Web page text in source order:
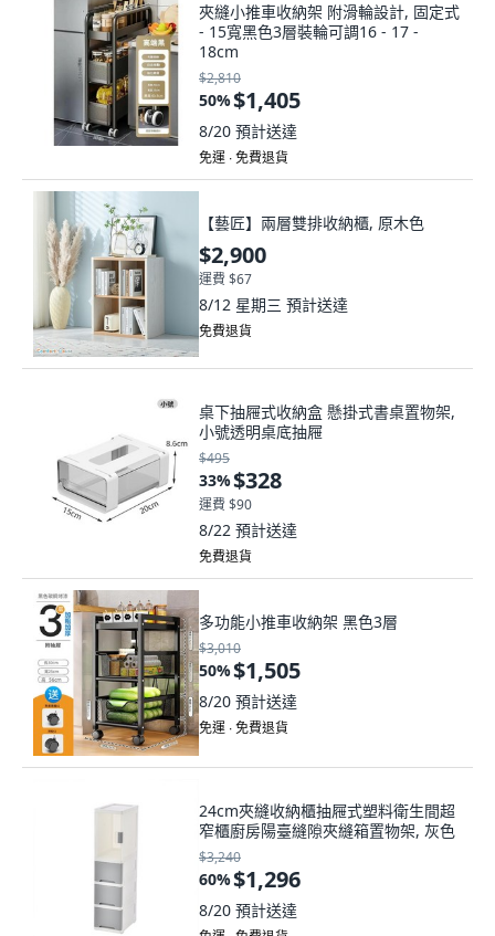
夾縫小推車收納架 附滑輪設計, 固定式
- 15寬黑色3層裝輪可調16 - 17 -
18cm
$2,810
50%$1,405
8/20 預計送達
免運 ∙ 免費退貨
【藝匠】兩層雙排收納櫃, 原木色
$2,900
運費 $67
8/12 星期三 預計送達
免費退貨
桌下抽屜式收納盒 懸掛式書桌置物架,
小號透明桌底抽屜
$495
33%$328
運費 $90
8/22 預計送達
免費退貨
多功能小推車收納架 黑色3層
$3,010
50%$1,505
8/20 預計送達
免運 ∙ 免費退貨
24cm夾縫收納櫃抽屜式塑料衛生間超
窄櫃廚房陽臺縫隙夾縫箱置物架, 灰色
$3,240
60%$1,296
8/20 預計送達